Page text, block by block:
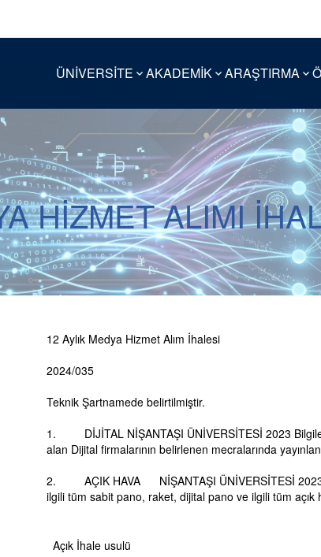
ÜNİVERSİTE AKADEMİK ARAŞTIRMA
HİZMET ALIMI
12 Aylık Medya Hizmet Alım İhalesi
2024/035
Teknik Şartnamede belirtilmiştir.
1. DİJİTAL NİŞANTAŞI ÜNİVERSİTESİ 2023
alan Dijital firmalarının belirlenen mecralarında
2. AÇIK HAVA NİŞANTAŞI ÜNİVERSİTESİ 2023
ilgili tüm sabit pano, raket, dijital pano ve ilgili tüm açık
Açık İhale usulü